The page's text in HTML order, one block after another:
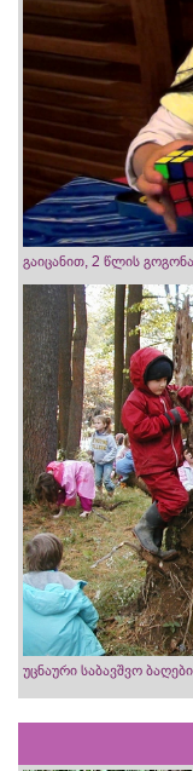
გაიცანით, 2 წლის
უცნაური საბავშვო